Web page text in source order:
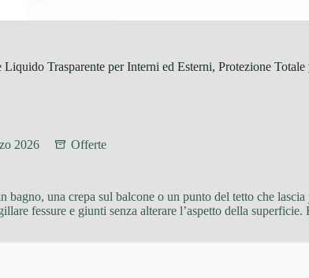
Trasparente per Interni ed Esterni, Protezione Totale
2026 Offerte
una crepa sul balcone o un punto del tetto che
fessure e giunti senza alterare l’aspetto della